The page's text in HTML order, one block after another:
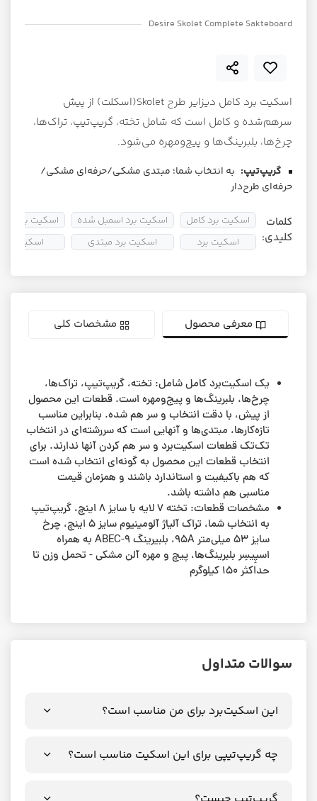
Desire Skolet Complete Sakteboard
اسکیت برد کامل دیزایر طرح Skolet(اسکلت) از پیش
سرهم‌شده و کامل است که شامل تخته، گریپ‌تیپ، تراک‌ها،
چرخ‌ها، بلبرینگ‌ها و پیج‌ومهره می‌شود.
گریپ‌تیپ: به انتخاب شما؛ مبتدی مشکی/حرفه‌ای مشکی/
حرفه‌ای طرح‌دار
کلمات
کلیدی:
اسکیت برد کامل
اسکیت برد
اسکیت برد اسمبل شده
اسکیت برد مبتدی
اسکیت برد
اسکیتبرد
معرفی محصول مشخصات کلی
یک اسکیت‌برد کامل شامل: تخته، گریپ‌تیپ، تراک‌ها،
چرخ‌ها، بلبرینگ‌ها و پیج‌ومهره است. قطعات این محصول
از پیش، با دقت انتخاب و سر هم شده. بنابراین مناسب
تازه‌کارها، مبتدی‌ها و آنهایی است که سررشته‌ای در انتخاب
تک‌تک قطعات اسکیت‌برد و سر هم کردن آنها ندارند. برای
انتخاب قطعات این محصول به گونه‌ای انتخاب شده است
که هم باکیفیت و استاندارد باشند و همزمان قیمت
مناسبی هم داشته باشد.
مشخصات قطعات: تخته ۷ لایه با سایز ۸ اینچ، گریپ‌تیپ
به انتخاب شما، تراک‌ آلیاژ آلومینیوم سایز ۵ اینچ، چرخ‌‌
سایز ۵۳ میلی‌متر 95A، بلبیرینگ ABEC-9 به همراه
اسپِیسِر بلبرینگ‌ها، پیچ و مهره آلن مشکی - تحمل وزن تا
حداکثر ۱۵۰ کیلوگرم
سوالات متداول
این اسکیت‌برد برای من مناسب است؟
چه گریپ‌تیپی برای این اسکیت مناسب است؟